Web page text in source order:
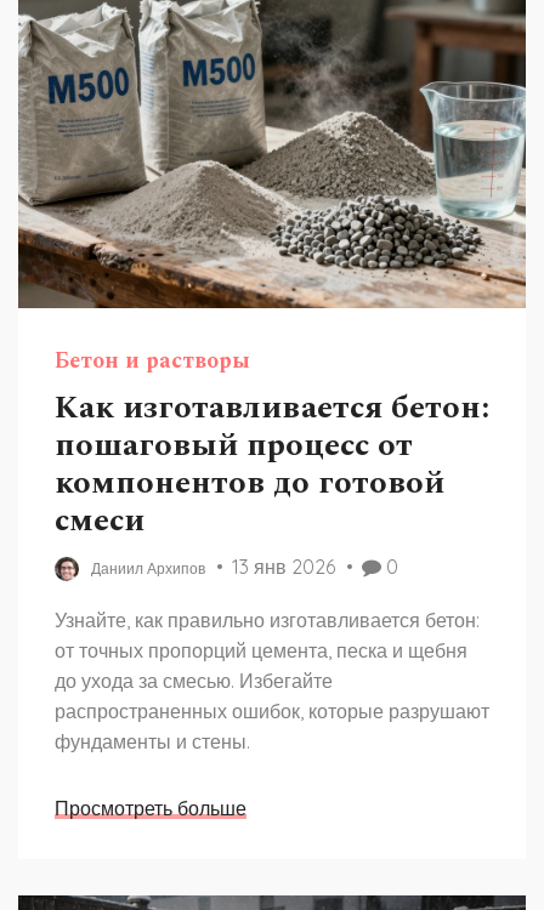
Бетон и растворы
Как изготавливается бетон:
пошаговый процесс от
компонентов до готовой
смеси
Даниил Архипов 13 янв 2026 0
Узнайте, как правильно изготавливается бетон:
от точных пропорций цемента, песка и щебня
до ухода за смесью. Избегайте
распространенных ошибок, которые разрушают
фундаменты и стены.
Просмотреть больше